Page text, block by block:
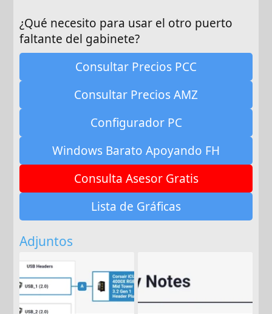
¿Qué necesito para usar el otro puerto
faltante del gabinete?
Consultar Precios PCC
Consultar Precios AMZ
Configurador PC
Windows Barato Apoyando FH
Consulta Asesor Gratis
Lista de Gráficas
Adjuntos